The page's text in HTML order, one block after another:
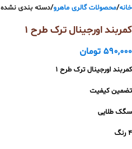
خانه محصولات گالری ماهرو دسته بندی نشده
کمربند اورجینال ترک طرح ۱
590,000 تومان
کمربند اورجینال ترک طرح ۱
تضمین کیفیت
سگک طلایی
۴ رنگ